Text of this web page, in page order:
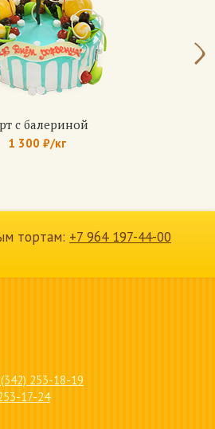
белого и шоколадного.
классический или
с балериной
1 300 ₽/кг
тортам: +7 964 197-44-00
253-18-19
17-24